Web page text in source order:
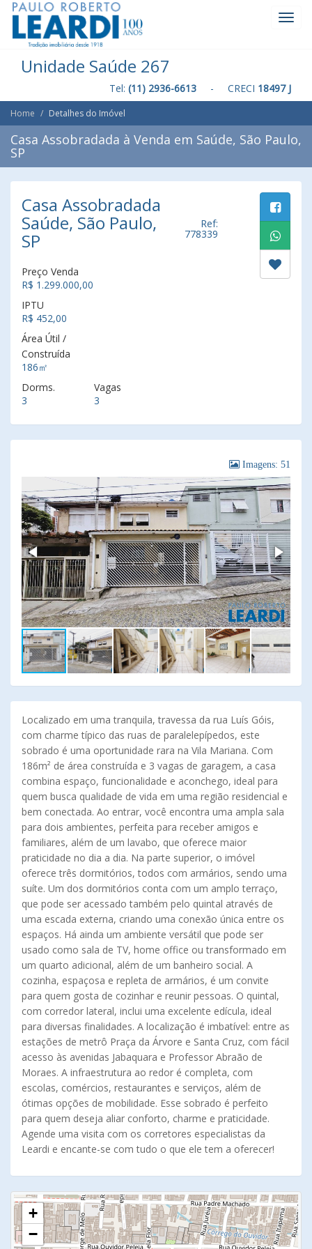
Unidade Saúde 267
Tel: (11) 2936-6613 - CRECI 18497 J
Home Detalhes do Imóvel
Casa Assobradada à Venda em Saúde, São Paulo,
SP
Casa Assobradada
Saúde, São Paulo,
SP
Ref:
778339
Preço Venda
R$ 1.299.000,00
IPTU
R$ 452,00
Área Útil /
Construída
186㎡
Dorms.
3
Vagas
3
Imagens: 51
Localizado em uma tranquila, travessa da rua Luís Góis,
com charme típico das ruas de paralelepípedos, este
sobrado é uma oportunidade rara na Vila Mariana. Com
186m² de área construída e 3 vagas de garagem, a casa
combina espaço, funcionalidade e aconchego, ideal para
quem busca qualidade de vida em uma região residencial e
bem conectada. Ao entrar, você encontra uma ampla sala
para dois ambientes, perfeita para receber amigos e
familiares, além de um lavabo, que oferece maior
praticidade no dia a dia. Na parte superior, o imóvel
oferece três dormitórios, todos com armários, sendo uma
suíte. Um dos dormitórios conta com um amplo terraço,
que pode ser acessado também pelo quintal através de
uma escada externa, criando uma conexão única entre os
espaços. Há ainda um ambiente versátil que pode ser
usado como sala de TV, home office ou transformado em
um quarto adicional, além de um banheiro social. A
cozinha, espaçosa e repleta de armários, é um convite
para quem gosta de cozinhar e reunir pessoas. O quintal,
com corredor lateral, inclui uma excelente edícula, ideal
para diversas finalidades. A localização é imbatível: entre as
estações de metrô Praça da Árvore e Santa Cruz, com fácil
acesso às avenidas Jabaquara e Professor Abraão de
Moraes. A infraestrutura ao redor é completa, com
escolas, comércios, restaurantes e serviços, além de
ótimas opções de mobilidade. Esse sobrado é perfeito
para quem deseja aliar conforto, charme e praticidade.
Agende uma visita com os corretores especialistas da
Leardi e encante-se com tudo o que ele tem a oferecer!
+
−